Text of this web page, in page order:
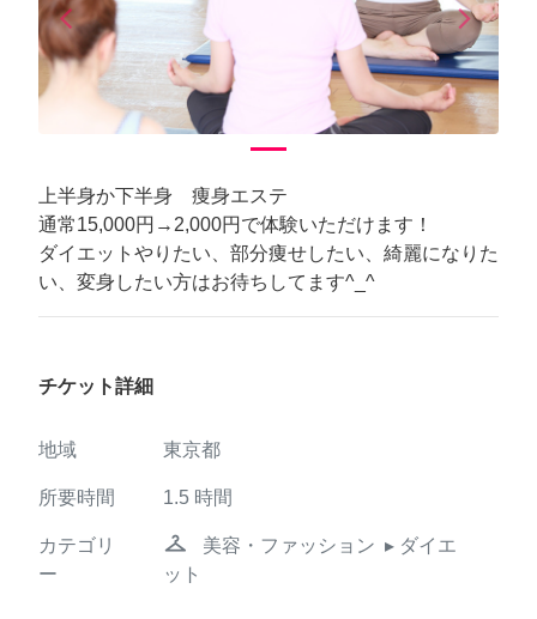
arrow_back_iosPrevious arrow_forward_iosNext
上半身か下半身 痩身エステ
通常15,000円→2,000円で体験いただけます！
ダイエットやりたい、部分痩せしたい、綺麗になりた
い、変身したい方はお待ちしてます^_^
チケット詳細
地域 東京都
所要時間 1.5 時間
カテゴリ
ー
checkroom 美容・ファッション ▸ ダイエ
ット